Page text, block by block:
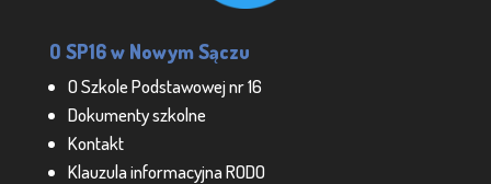
O SP16 w Nowym Sączu
O Szkole Podstawowej nr 16
Dokumenty szkolne
Kontakt
Klauzula informacyjna RODO